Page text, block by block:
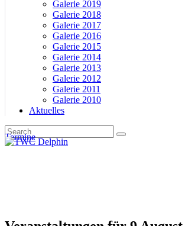
Galerie 2019
Galerie 2018
Galerie 2017
Galerie 2016
Galerie 2015
Galerie 2014
Galerie 2013
Galerie 2012
Galerie 2011
Galerie 2010
Aktuelles
Termine